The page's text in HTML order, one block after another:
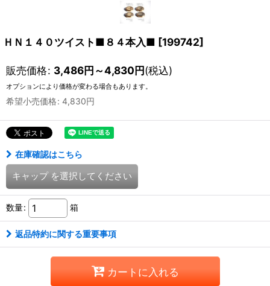
ＨＮ１４０ツイスト■８４本入■ [199742]
販売価格: 3,486円～4,830円(税込)
オプションにより価格が変わる場合もあります。
希望小売価格: 4,830円
在庫確認はこちら
キャップ を選択してください
数量: 箱
返品特約に関する重要事項
カートに入れる